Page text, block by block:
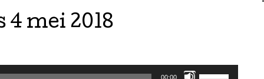
mei 2018
00:00